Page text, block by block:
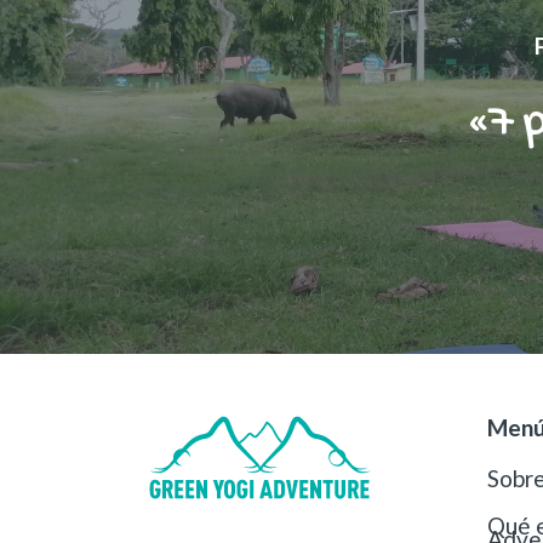
«7
Qué